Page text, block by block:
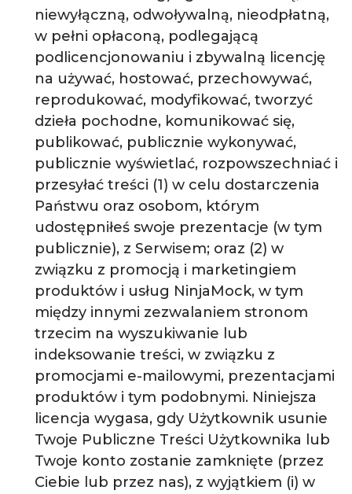
niewyłączną, odwoływalną, nieodpłatną,
w pełni opłaconą, podlegającą
podlicencjonowaniu i zbywalną licencję
na używać, hostować, przechowywać,
reprodukować, modyfikować, tworzyć
dzieła pochodne, komunikować się,
publikować, publicznie wykonywać,
publicznie wyświetlać, rozpowszechniać i
przesyłać treści (1) w celu dostarczenia
Państwu oraz osobom, którym
udostępniłeś swoje prezentacje (w tym
publicznie), z Serwisem; oraz (2) w
związku z promocją i marketingiem
produktów i usług NinjaMock, w tym
między innymi zezwalaniem stronom
trzecim na wyszukiwanie lub
indeksowanie treści, w związku z
promocjami e-mailowymi, prezentacjami
produktów i tym podobnymi. Niniejsza
licencja wygasa, gdy Użytkownik usunie
Twoje Publiczne Treści Użytkownika lub
Twoje konto zostanie zamknięte (przez
Ciebie lub przez nas), z wyjątkiem (i) w